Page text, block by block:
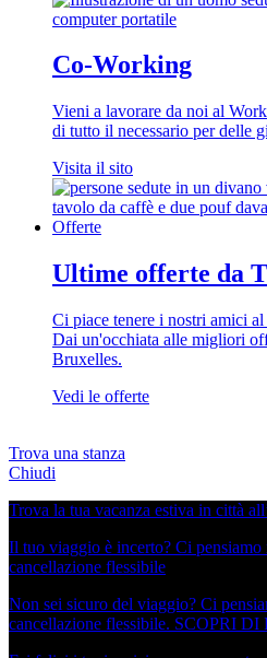
Co-Working
Vieni a lavorare da noi al
di tutto il necessario per delle
Visita il sito
Offerte
Ultime offerte da
Ci piace tenere i nostri amici
Dai un'occhiata alle migliori
Bruxelles.
Vedi le offerte
Trova una stanza
Chiudi
Trova la tua vacanza estiva in città
Il tuo viaggio è incerto? Ci
cancellazione flessibile
Non sei sicuro del viaggio? Ci
cancellazione flessibile. SCOPRI DI